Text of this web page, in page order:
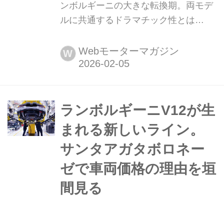
ンボルギーニの大きな転換期。両モデ
ルに共通するドラマチック性とは
ルギーニの第1弾がムルシエラゴ、そ
してそこに続いたのがガヤルドだ。2
遂げたと言っても過言ではない。
(MotorMagazine 2025年3月号より/文:
島下泰久)
W Webモーターマガジン
ランボルギーニV12が生
まれる新しいライン。
サンタアガタボロネー
ゼで車両価格の理由を垣
間見る